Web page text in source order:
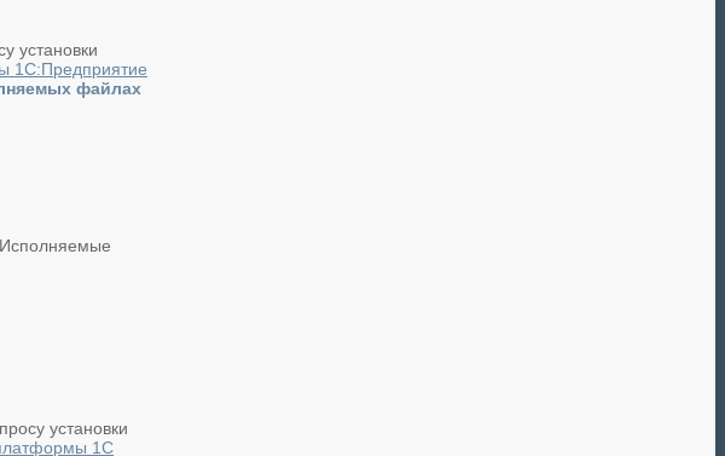
установки
1С:Предприятие
файлах
Исполняемые
установки
1С